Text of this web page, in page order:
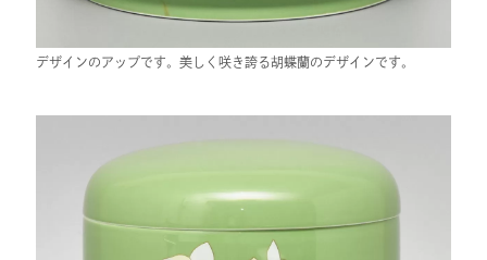
デザインのアップです。美しく咲き誇る胡蝶蘭のデザインです。